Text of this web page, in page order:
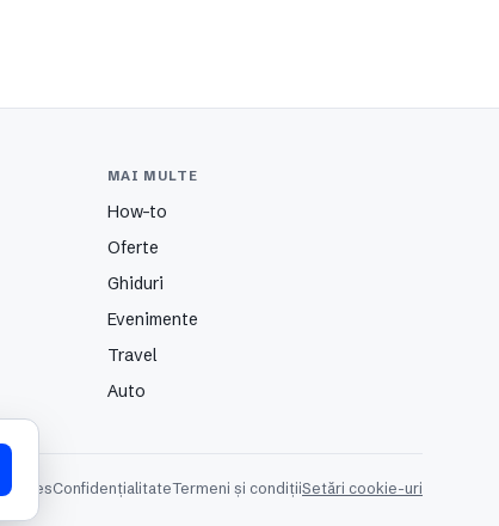
MAI MULTE
How-to
Oferte
Ghiduri
Evenimente
Travel
Auto
CookiesConfidențialitateTermeni și condițiiSetări cookie-uri